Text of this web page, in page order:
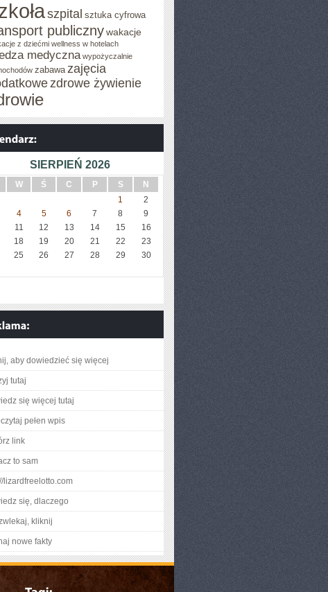
szpital sztuka cyfrowa
publicznywakacje
z dziećmi wellness w hotelach
medyczna wypożyczalnie
zabawa zajęcia
zdrowe żywienie
SIERPIEŃ 2026
W Ś C P S
N
1
2
4 5 6 7 8
9
11 12 13 14 15
16
18 19 20 21 22
23
25 26 27 28 29
30
aby dowiedzieć się więcej
tutaj
się więcej tutaj
pełen wpis
link
to sam
lizardfreelotto.com
się, dlaczego
kliknij
nowe fakty